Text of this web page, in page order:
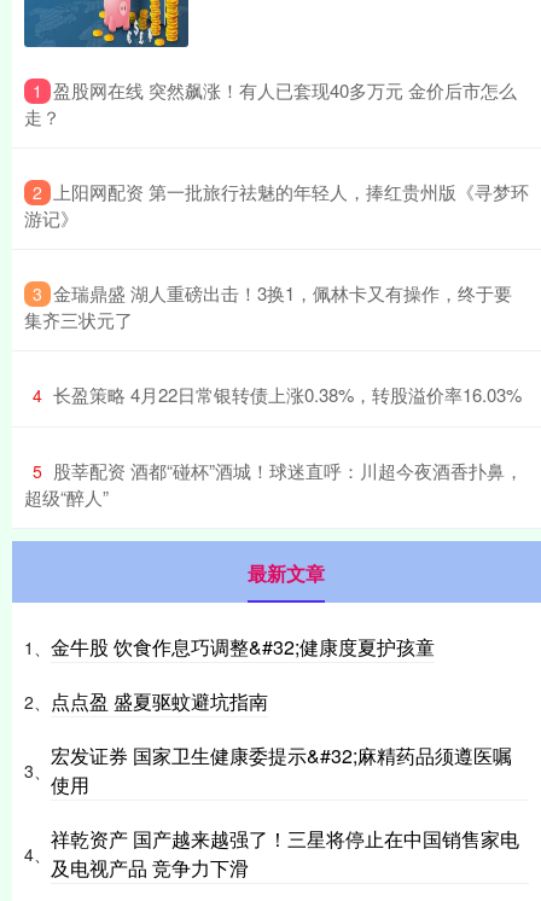
1 ​盈股网在线 突然飙涨！有人已套现40多万元 金价后市怎么
走？
2
​上阳网配资 第一批旅行祛魅的年轻人，捧红贵州版《寻梦环
游记》
3 ​金瑞鼎盛 湖人重磅出击！3换1，佩林卡又有操作，终于要
集齐三状元了
4 ​长盈策略 4月22日常银转债上涨0.38%，转股溢价率16.03%
5 ​股莘配资 酒都“碰杯”酒城！球迷直呼：川超今夜酒香扑鼻，
超级“醉人”
最新文章
1、 金牛股 饮食作息巧调整&#32;健康度夏护孩童
2、 点点盈 盛夏驱蚊避坑指南
3、
宏发证券 国家卫生健康委提示&#32;麻精药品须遵医嘱
使用
4、
祥乾资产 国产越来越强了！三星将停止在中国销售家电
及电视产品 竞争力下滑